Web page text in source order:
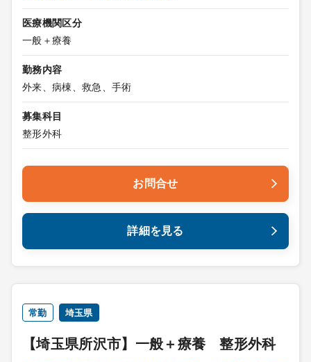
医療機関区分
一般＋療養
勤務内容
外来、病棟、救急、手術
募集科目
整形外科
お問合せ
詳細を見る
常勤 埼玉県
【埼玉県所沢市】一般＋療養 整形外科